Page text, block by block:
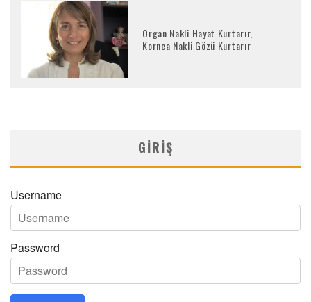
Organ Nakli Hayat Kurtarır,
Kornea Nakli Gözü Kurtarır
GIRIŞ
Username
Password